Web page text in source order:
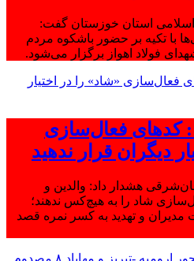
اسلامی استان خوزستان گفت:
با تکیه بر حضور باشکوه مردم
فولاد اهواز برگزار می‌شود.
کدهای فعال‌سازی
دیگران قرار ندهید
هشدار داد: والدین و
شاد را به هیچ‌کس ندهند؛
مدیران و تهدید به کسر نمره قصد